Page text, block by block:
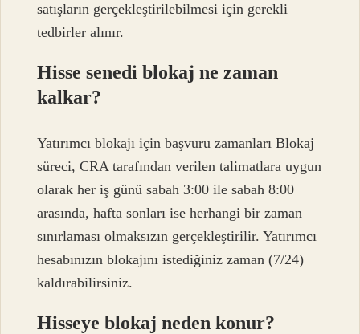
satışların gerçekleştirilebilmesi için gerekli
tedbirler alınır.
Hisse senedi blokaj ne zaman
kalkar?
Yatırımcı blokajı için başvuru zamanları Blokaj
süreci, CRA tarafından verilen talimatlara uygun
olarak her iş günü sabah 3:00 ile sabah 8:00
arasında, hafta sonları ise herhangi bir zaman
sınırlaması olmaksızın gerçekleştirilir. Yatırımcı
hesabınızın blokajını istediğiniz zaman (7/24)
kaldırabilirsiniz.
Hisseye blokaj neden konur?